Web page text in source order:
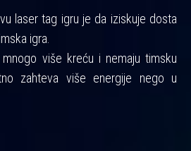
laser tag igru je da iziskuje dosta
igra.
više kreću i nemaju timsku
zahteva više energije nego u